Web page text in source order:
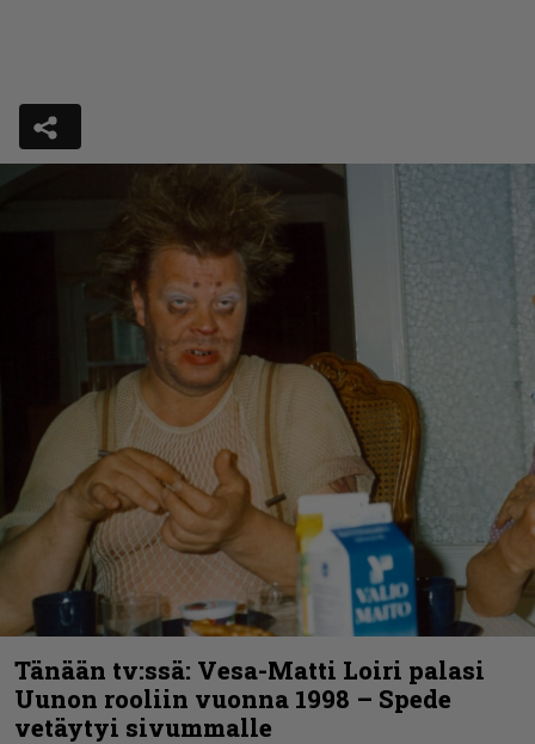
Tänään tv:ssä: Vesa-Matti Loiri palasi
Uunon rooliin vuonna 1998 – Spede
vetäytyi sivummalle